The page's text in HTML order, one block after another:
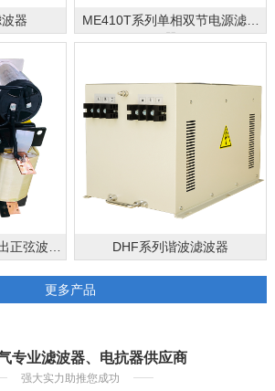
器
ME410T系列单相双节电源滤波
器
正弦波滤
DHF系列谐波滤波器
更多产品
专业滤波器、电抗器供应商
强大实力助推您成功